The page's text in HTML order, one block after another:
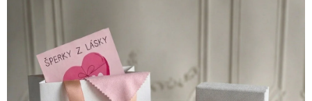
náhrdelníky
hodinky
hviezdičiek.